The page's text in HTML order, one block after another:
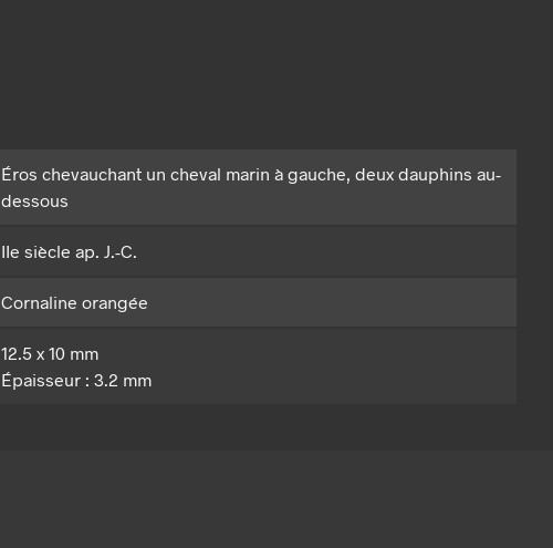
Éros chevauchant un cheval marin à gauche, deux dauphins au-
dessous
IIe siècle ap. J.-C.
Cornaline orangée
12.5 x 10 mm
Épaisseur : 3.2 mm